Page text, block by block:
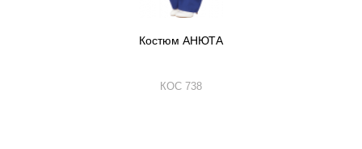
Костюм АНЮТА
КОС 738